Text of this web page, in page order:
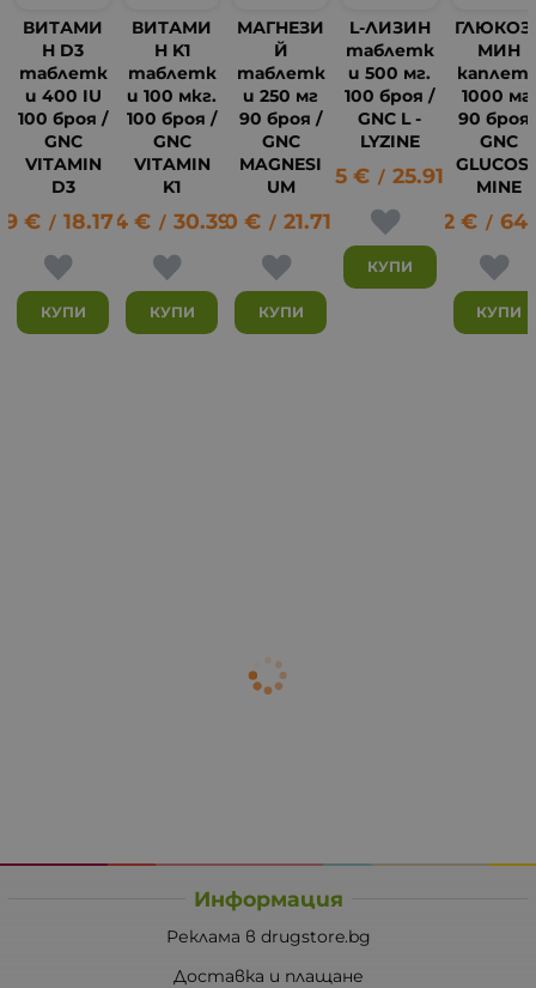
ВИТАМИ
Н D3
таблетк
и 400 IU
100 броя /
GNC
VITAMIN
D3
€ / 18.17 лв.
КУПИ
ВИТАМИ
Н K1
таблетк
и 100 мкг.
100 броя /
GNC
VITAMIN
K1
15.54 € / 30.39 лв.
КУПИ
МАГНЕЗИ
Й
таблетк
и 250 мг
90 броя /
GNC
MAGNESI
UM
11.10 € / 21.71
КУПИ
L-ЛИЗИН
таблетк
и 500 мг.
100 броя /
GNC L -
LYZINE
13.25 € / 25.91 лв.
КУПИ
МИН
1000 мг.
90 броя
GNC
MINE
33.22 € /
КУПИ
Информация
Реклама в drugstore.bg
Доставка и плащане